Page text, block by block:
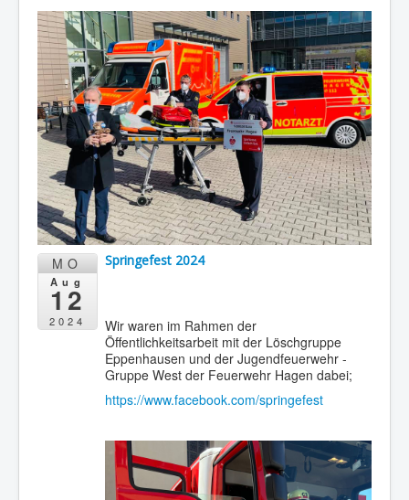
Datenschutz
MO
Aug
12
2024
Springefest 2024
Wir waren im Rahmen der
Öffentlichkeitsarbeit mit der Löschgruppe
Eppenhausen und der Jugendfeuerwehr -
Gruppe West der Feuerwehr Hagen dabei;
https://www.facebook.com/springefest